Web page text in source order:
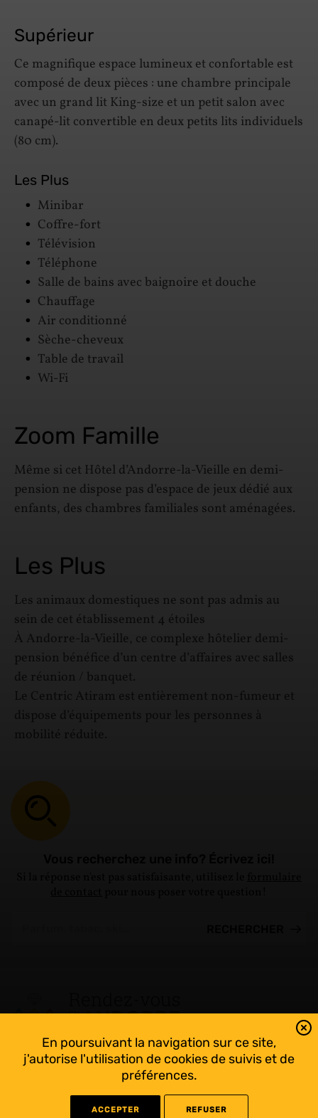
En poursuivant la navigation sur ce site,
j'autorise l'utilisation de cookies de suivis et de
préférences.
ACCEPTER REFUSER
Supérieur
Ce magnifique espace lumineux et confortable est
composé de deux pièces : une chambre principale
avec un grand lit King-size et un petit salon avec
canapé-lit convertible en deux petits lits individuels
(80 cm).
Les Plus
Minibar
Coffre-fort
Télévision
Téléphone
Salle de bains avec baignoire et douche
Chauffage
Air conditionné
Sèche-cheveux
Table de travail
Wi-Fi
Zoom Famille
Même si cet Hôtel d’Andorre-la-Vieille en demi-
pension ne dispose pas d’espace de jeux dédié aux
enfants, des chambres familiales sont aménagées.
Les Plus
Les animaux domestiques ne sont pas admis au
sein de cet établissement 4 étoiles
À Andorre-la-Vieille, ce complexe hôtelier demi-
pension bénéfice d’un centre d’affaires avec salles
de réunion / banquet.
Le Centric Atiram est entièrement non-fumeur et
Tout suivre sur l’Andorre!
Facebook